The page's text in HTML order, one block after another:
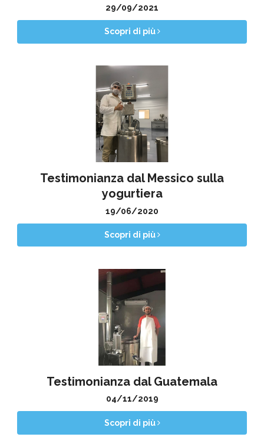
29/09/2021
Scopri di più
Testimonianza dal Messico sulla
yogurtiera
19/06/2020
Scopri di più
Testimonianza dal Guatemala
04/11/2019
Scopri di più